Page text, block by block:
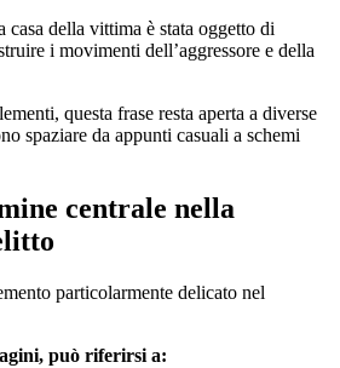
della vittima è stata oggetto di
i movimenti dell’aggressore e della
questa frase resta aperta a diverse
spaziare da appunti casuali a schemi
centrale nella
particolarmente delicato nel
può riferirsi a: